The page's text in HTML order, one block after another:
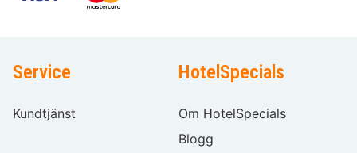
Service
Kundtjänst
HotelSpecials
Om HotelSpecials
Blogg